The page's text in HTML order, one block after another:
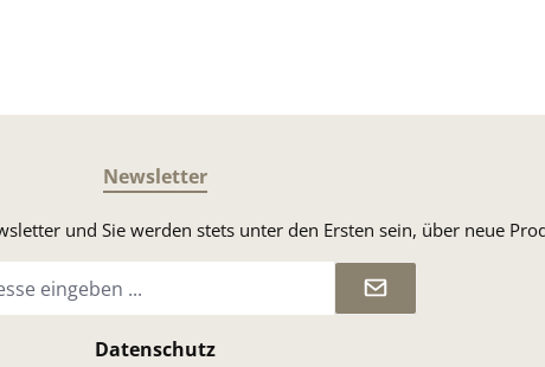
Newsletter
und Sie werden stets unter den Ersten sein, über neue
Datenschutz